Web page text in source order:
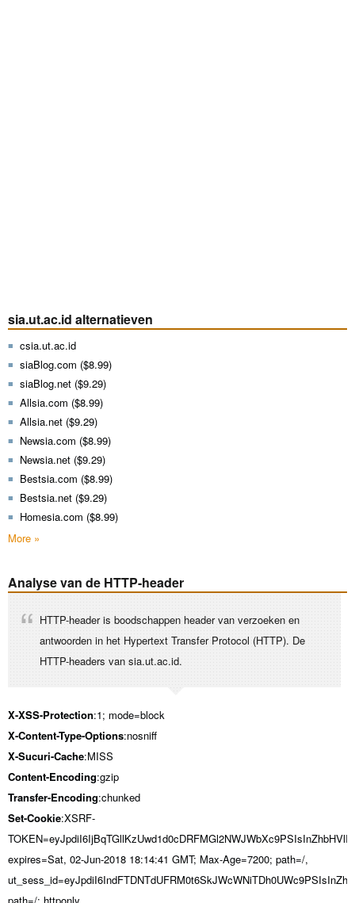
sia.ut.ac.id alternatieven
csia.ut.ac.id
siaBlog.com ($8.99)
siaBlog.net ($9.29)
Allsia.com ($8.99)
Allsia.net ($9.29)
Newsia.com ($8.99)
Newsia.net ($9.29)
Bestsia.com ($8.99)
Bestsia.net ($9.29)
Homesia.com ($8.99)
More »
Analyse van de HTTP-header
HTTP-header is boodschappen header van verzoeken en
antwoorden in het Hypertext Transfer Protocol (HTTP). De
HTTP-headers van sia.ut.ac.id.
X-XSS-Protection:1; mode=block
X-Content-Type-Options:nosniff
X-Sucuri-Cache:MISS
Content-Encoding:gzip
Transfer-Encoding:chunked
Set-Cookie:XSRF-
expires=Sat, 02-Jun-2018 18:14:41 GMT; Max-Age=7200; path=/,